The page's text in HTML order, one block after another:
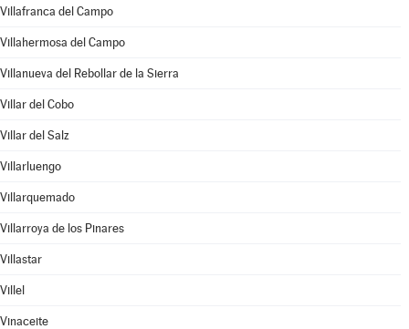
Villafranca del Campo
Villahermosa del Campo
Villanueva del Rebollar de la Sierra
Villar del Cobo
Villar del Salz
Villarluengo
Villarquemado
Villarroya de los Pinares
Villastar
Villel
Vinaceite